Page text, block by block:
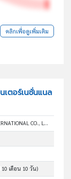
คลิกเพื่อดูเพิ่มเติม
ตอร์เนชั่นแนล
THAITAN FOODS INTERNATIONAL CO., LTD.
10 เดือน 10 วัน)